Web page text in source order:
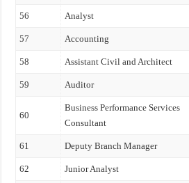
56 Analyst
57 Accounting
58 Assistant Civil and Architect
59 Auditor
60
Business Performance Services
Consultant
61 Deputy Branch Manager
62 Junior Analyst